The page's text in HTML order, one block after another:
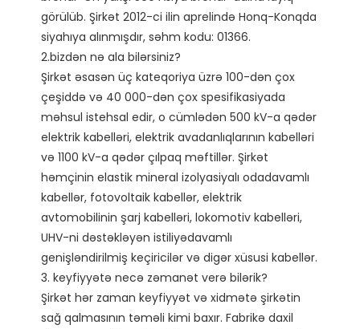
görülüb. Şirkət 2012-ci ilin aprelində Honq-Konqda
siyahıya alınmışdır, səhm kodu: 01366.
2.bizdən nə ala bilərsiniz?
Şirkət əsasən üç kateqoriya üzrə 100-dən çox
çeşiddə və 40 000-dən çox spesifikasiyada
məhsul istehsal edir, o cümlədən 500 kV-a qədər
elektrik kabelləri, elektrik avadanlıqlarının kabelləri
və 1100 kV-a qədər çılpaq məftillər. Şirkət
həmçinin elastik mineral izolyasiyalı odadavamlı
kabellər, fotovoltaik kabellər, elektrik
avtomobilinin şarj kabelləri, lokomotiv kabelləri,
UHV-ni dəstəkləyən istiliyədavamlı
genişləndirilmiş keçiricilər və digər xüsusi kabellər.
3. keyfiyyətə necə zəmanət verə bilərik?
Şirkət hər zaman keyfiyyət və xidmətə şirkətin
sağ qalmasının təməli kimi baxır. Fabrikə daxil